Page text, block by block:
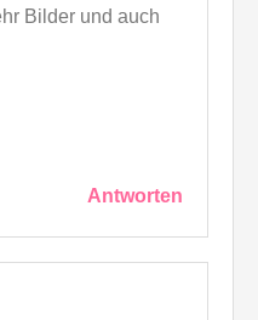
Bilder und auch
Antworten